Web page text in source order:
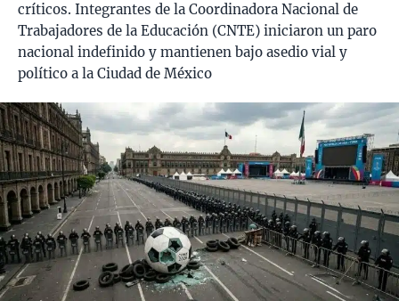
críticos. Integrantes de la Coordinadora Nacional de
Trabajadores de la Educación (CNTE) iniciaron un paro
nacional indefinido y mantienen bajo asedio vial y
político a la Ciudad de México